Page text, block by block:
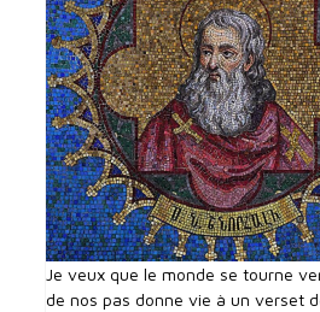
Je veux que le monde se tourne
de nos pas donne vie à un verset